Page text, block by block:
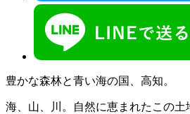
豊かな森林と青い海の国、高知。
海、山、川。自然に恵まれたこの